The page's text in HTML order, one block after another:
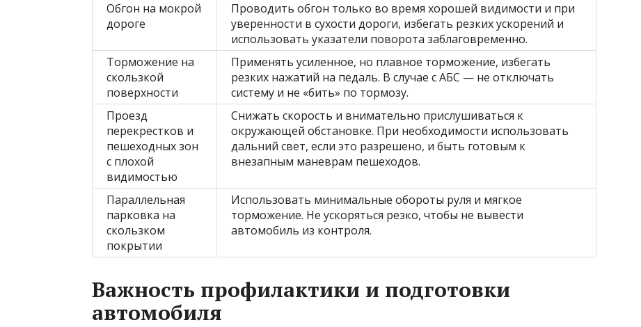
Обгон на мокрой
дороге
Проводить обгон только во время хорошей видимости и при
уверенности в сухости дороги, избегать резких ускорений и
использовать указатели поворота заблаговременно.
Торможение на
скользкой
поверхности
Применять усиленное, но плавное торможение, избегать
резких нажатий на педаль. В случае с АБС — не отключать
систему и не «бить» по тормозу.
Проезд
перекрестков и
пешеходных зон
с плохой
видимостью
Снижать скорость и внимательно прислушиваться к
окружающей обстановке. При необходимости использовать
дальний свет, если это разрешено, и быть готовым к
внезапным маневрам пешеходов.
Параллельная
парковка на
скользком
покрытии
Использовать минимальные обороты руля и мягкое
торможение. Не ускоряться резко, чтобы не вывести
автомобиль из контроля.
Важность профилактики и подготовки
автомобиля